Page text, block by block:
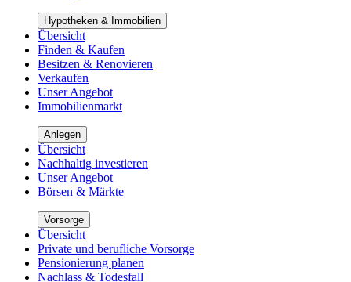
Hypotheken & Immobilien
Übersicht
Finden & Kaufen
Besitzen & Renovieren
Verkaufen
Unser Angebot
Immobilienmarkt
Anlegen
Übersicht
Nachhaltig investieren
Unser Angebot
Börsen & Märkte
Vorsorge
Übersicht
Private und berufliche Vorsorge
Pensionierung planen
Nachlass & Todesfall